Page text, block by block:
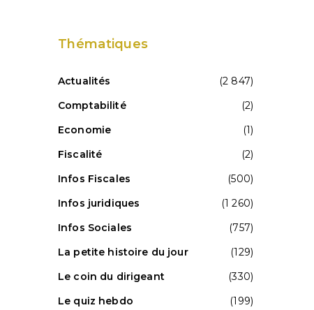
Thématiques
Actualités
(2 847)
Comptabilité
(2)
Economie
(1)
Fiscalité
(2)
Infos Fiscales
(500)
Infos juridiques
(1 260)
Infos Sociales
(757)
La petite histoire du jour
(129)
Le coin du dirigeant
(330)
Le quiz hebdo
(199)